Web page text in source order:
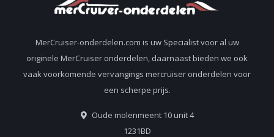
MerCruiser-onderdelen.com is uw Specialist voor al uw
originele MerCruiser onderdelen, daarnaast bieden we ook
vaak voorkomende vervangings mercruiser onderdelen voor
een scherpe prijs.
Oude molenmeent 10 unit 4
1231BD